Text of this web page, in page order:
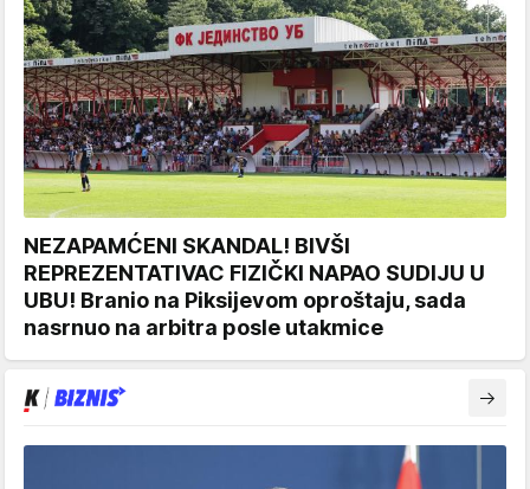
NEZAPAMĆENI SKANDAL! BIVŠI
REPREZENTATIVAC FIZIČKI NAPAO SUDIJU U
UBU! Branio na Piksijevom oproštaju, sada
nasrnuo na arbitra posle utakmice